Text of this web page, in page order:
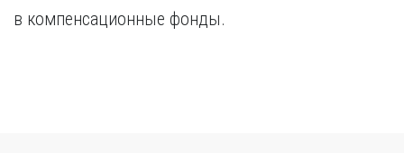
в компенсационные фонды.